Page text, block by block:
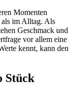
Momenten
als im Alltag. Als
Geschmack und
vor allem eine
kennt, kann den
Stück